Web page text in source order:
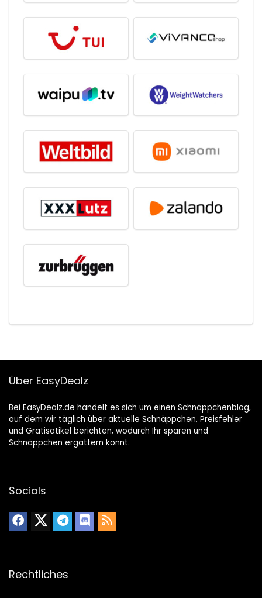
Über EasyDealz
Bei EasyDealz.de handelt es sich um einen Schnäppchenblog,
auf dem wir täglich über aktuelle Schnäppchen, Preisfehler
und Gratisatikel berichten, wodurch Ihr sparen und
Schnäppchen ergattern könnt.
Socials
Rechtliches